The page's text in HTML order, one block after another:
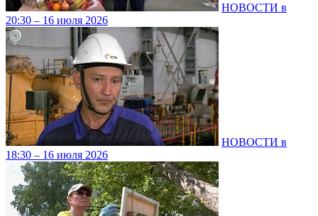
НОВОСТИ в
20:30 – 16 июля 2026
НОВОСТИ в
18:30 – 16 июля 2026